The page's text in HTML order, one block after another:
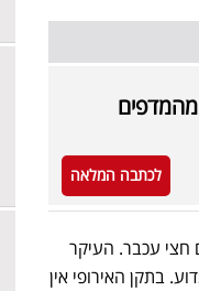
לכתבה המלאה
חצי עכבר. העיקר
בתקן האירופי אין